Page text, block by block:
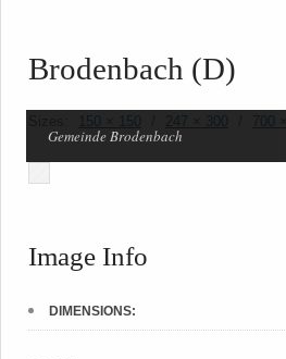
Brodenbach (D)
150 × 150 247 × 300 700
Gemeinde Brodenbach
Image Info
DIMENSIONS: